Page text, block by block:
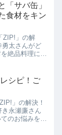
「サバ缶」
食材をキン
ZIP!」の解
太さんがど
絶品料理に解
シピ！ご
」の解決！
永瀬廉さん
のお悩みを解